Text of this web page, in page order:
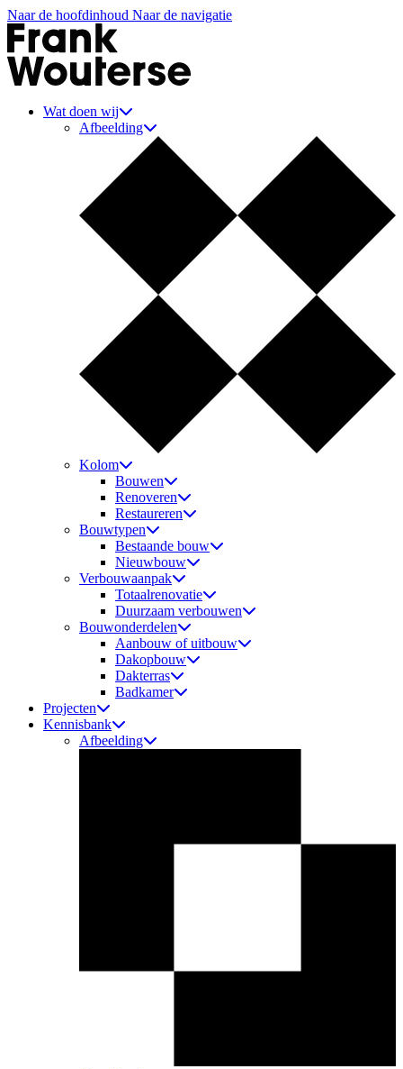
Naar de hoofdinhoud Naar de navigatie
Wat doen wij
Afbeelding
Kolom
Bouwen
Renoveren
Restaureren
Bouwtypen
Bestaande bouw
Nieuwbouw
Verbouwaanpak
Totaalrenovatie
Duurzaam verbouwen
Bouwonderdelen
Aanbouw of uitbouw
Dakopbouw
Dakterras
Badkamer
Projecten
Kennisbank
Afbeelding